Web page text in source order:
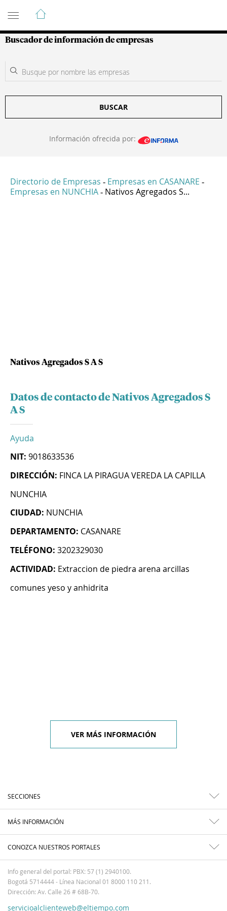
Guía de Empresas Colombianas
Buscador de información de empresas
BUSCAR
Información ofrecida por:
Directorio de Empresas - Empresas en CASANARE -
Empresas en NUNCHIA - Nativos Agregados S...
Nativos Agregados S A S
Datos de contacto de Nativos Agregados S
A S
Ayuda
NIT: 9018633536
DIRECCIÓN: FINCA LA PIRAGUA VEREDA LA CAPILLA
NUNCHIA
CIUDAD: NUNCHIA
DEPARTAMENTO: CASANARE
TELÉFONO: 3202329030
ACTIVIDAD: Extraccion de piedra arena arcillas
comunes yeso y anhidrita
VER MÁS INFORMACIÓN
SECCIONES
MÁS INFORMACIÓN
CONOZCA NUESTROS PORTALES
Info general del portal: PBX: 57 (1) 2940100.
Bogotá 5714444 - Línea Nacional 01 8000 110 211.
Dirección: Av. Calle 26 # 68B-70.
servicioalclienteweb@eltiempo.com